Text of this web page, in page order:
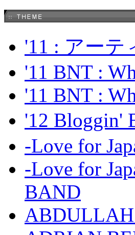
'11 : アー
'11 BNT :
'11 BNT :
'12 Bloggin'
-Love for
-Love for
BAND